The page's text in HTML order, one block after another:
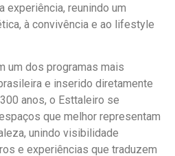
experiência, reunindo um
à convivência e ao lifestyle
um dos programas mais
e inserido diretamente
anos, o Esttaleiro se
que melhor representam
unindo visibilidade
e experiências que traduzem